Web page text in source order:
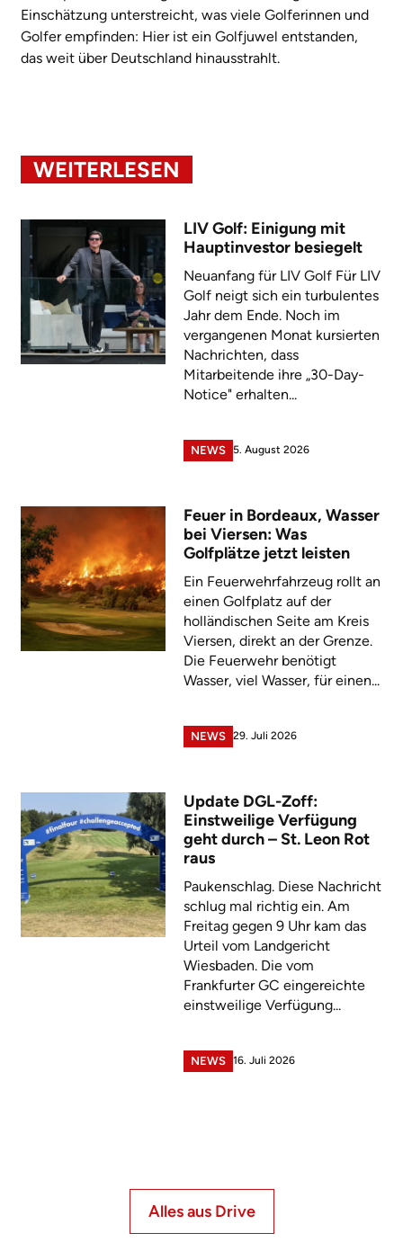
Einschätzung unterstreicht, was viele Golferinnen und
Golfer empfinden: Hier ist ein Golfjuwel entstanden,
das weit über Deutschland hinausstrahlt.
WEITERLESEN
LIV Golf: Einigung mit
Hauptinvestor besiegelt
Neuanfang für LIV Golf Für LIV
Golf neigt sich ein turbulentes
Jahr dem Ende. Noch im
vergangenen Monat kursierten
Nachrichten, dass
Mitarbeitende ihre „30-Day-
Notice" erhalten...
NEWS 5. August 2026
Feuer in Bordeaux, Wasser
bei Viersen: Was
Golfplätze jetzt leisten
Ein Feuerwehrfahrzeug rollt an
einen Golfplatz auf der
holländischen Seite am Kreis
Viersen, direkt an der Grenze.
Die Feuerwehr benötigt
Wasser, viel Wasser, für einen...
NEWS 29. Juli 2026
Update DGL-Zoff:
Einstweilige Verfügung
geht durch – St. Leon Rot
raus
Paukenschlag. Diese Nachricht
schlug mal richtig ein. Am
Freitag gegen 9 Uhr kam das
Urteil vom Landgericht
Wiesbaden. Die vom
Frankfurter GC eingereichte
einstweilige Verfügung...
NEWS 16. Juli 2026
Alles aus Drive